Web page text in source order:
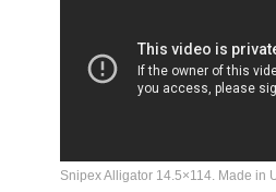
Snipex Alligator 14.5×114. Made in